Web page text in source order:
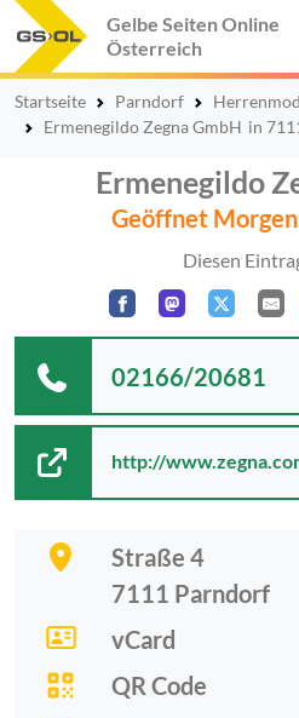
Gelbe Seiten Online
Österreich
Startseite Parndorf
Ermenegildo Zegna GmbH in
Ermenegildo
Geöffnet
Diesen
Straße 4
7111 Parndorf
vCard
QR Code
02166/20681
http://